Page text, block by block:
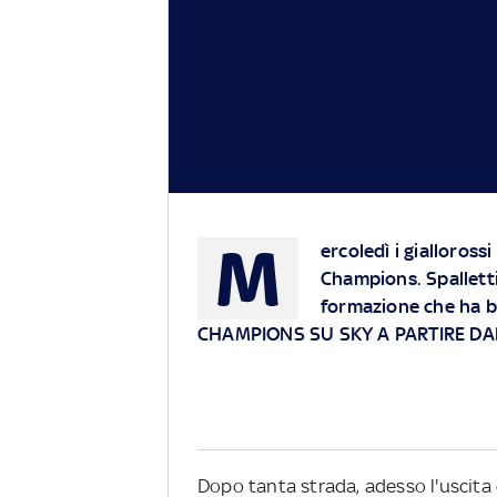
M
ercoledì i
Champions.
formazione che ha
CHAMPIONS SU SKY A PARTIRE
Dopo tanta strada, adesso